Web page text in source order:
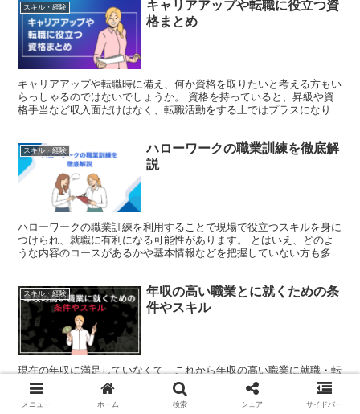
スキル・経験
キャリアアップや転職に役立つ資
格まとめ
キャリアアップや転職時に備え、何か資格を取りたいと考える方もい
らっしゃるのではないでしょうか。 資格を持っていると、昇級や資
格手当など収入面だけはなく、転職活動をする上ではプラスになり、
スキル・経験
ハローワークの職業訓練を徹底解
説
ハローワークの職業訓練を利用することで現場で役立つスキルを身に
つけられ、就職に有利になる可能性があります。 とはいえ、どのよ
うな内容のコースがあるかや基本情報などを把握していない方も多い
スキル・経験
年収の高い職業とに就くための条
件やスキル
現在の年収に満足していなくて、これから年収の高い職業に就職・転
職したいと考えている人は多いでしょう。しかし、どのような職業で
あれば高い年収を得ることができるのか把握していない人は多いはず
です。 そこで本記事では、年収の高い職業について徹底解...
メニュー ホーム 検索 シェア サイドバー